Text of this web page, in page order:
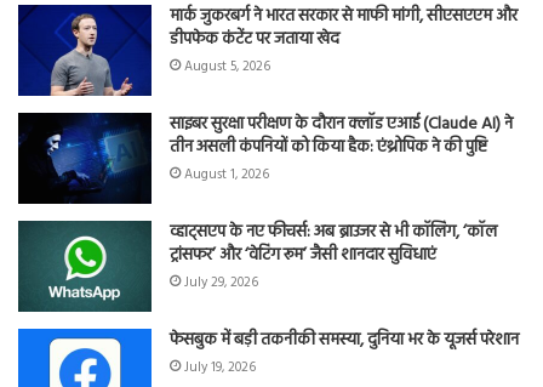
मार्क जुकरबर्ग ने भारत सरकार से माफी मांगी, सीएसएएम और
डीपफेक कंटेंट पर जताया खेद
August 5, 2026
साइबर सुरक्षा परीक्षण के दौरान क्लॉड एआई (Claude AI) ने
तीन असली कंपनियों को किया हैक: एंथ्रोपिक ने की पुष्टि
August 1, 2026
व्हाट्सएप के नए फीचर्स: अब ब्राउजर से भी कॉलिंग, ‘कॉल
ट्रांसफर’ और ‘वेटिंग रूम’ जैसी शानदार सुविधाएं
July 29, 2026
फेसबुक में बड़ी तकनीकी समस्या, दुनिया भर के यूजर्स परेशान
July 19, 2026